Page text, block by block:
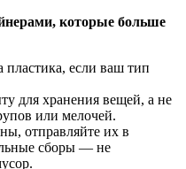
которые больше
если ваш тип
для хранения вещей, а не
или мелочей.
отправляйте их в
сборы — не